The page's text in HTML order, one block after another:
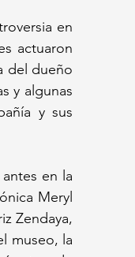
en
actuaron
del dueño
y algunas
y sus
en la
Meryl
Zendaya,
museo, la